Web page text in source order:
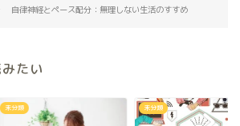
自律神経とペース配分：無理しない生活のすすめ
たい
未分類 未分類